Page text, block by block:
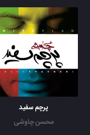
پرچم سفید
محسن چاوشی